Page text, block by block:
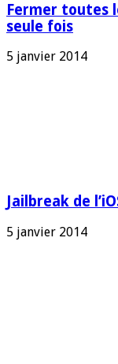
Fermer toutes
seule fois
5 janvier 2014
Jailbreak de
5 janvier 2014